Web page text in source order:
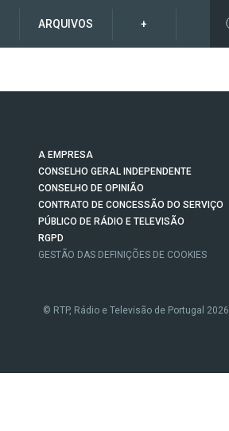
ARQUIVOS +
A EMPRESA
CONSELHO GERAL INDEPENDENTE
CONSELHO DE OPINIÃO
CONTRATO DE CONCESSÃO DO SERVIÇO
PÚBLICO DE RÁDIO E TELEVISÃO
RGPD
GESTÃO DAS DEFINIÇÕES DE COOKIES
© RTP, Rádio e Televisão de Portugal 2026